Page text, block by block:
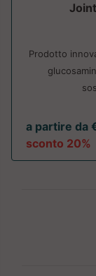
Prodotto
a partire da
sconto 20%